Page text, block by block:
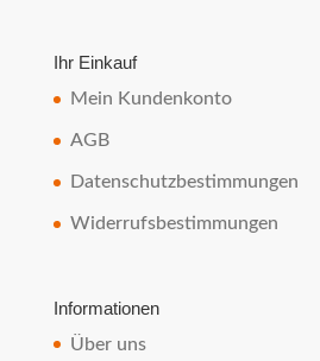
Ihr Einkauf
Mein Kundenkonto
AGB
Datenschutzbestimmungen
Widerrufsbestimmungen
Informationen
Über uns